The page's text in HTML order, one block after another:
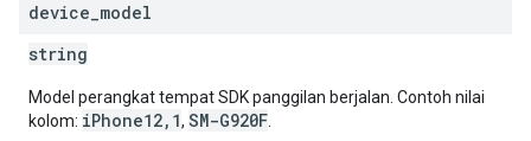
device model
string
Model perangkat tempat SDK panggilan berjalan. Contoh nilai
kolom: iPhone12,1, SM-G920F